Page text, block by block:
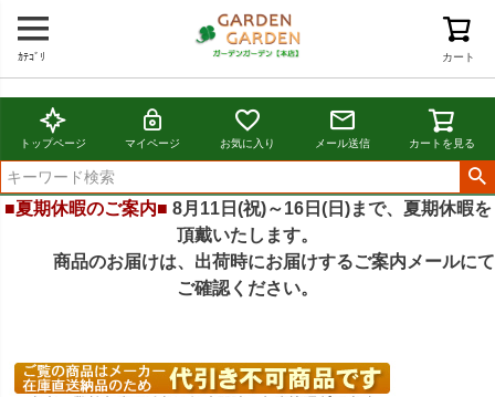
カート
ｶﾃｺﾞﾘ
トップページ マイページ お気に入り メール送信 カートを見る
■夏期休暇のご案内■ 8月11日(祝)～16日(日)まで、夏期休暇を
頂戴いたします。
商品のお届けは、出荷時にお届けするご案内メールにて
ご確認ください。